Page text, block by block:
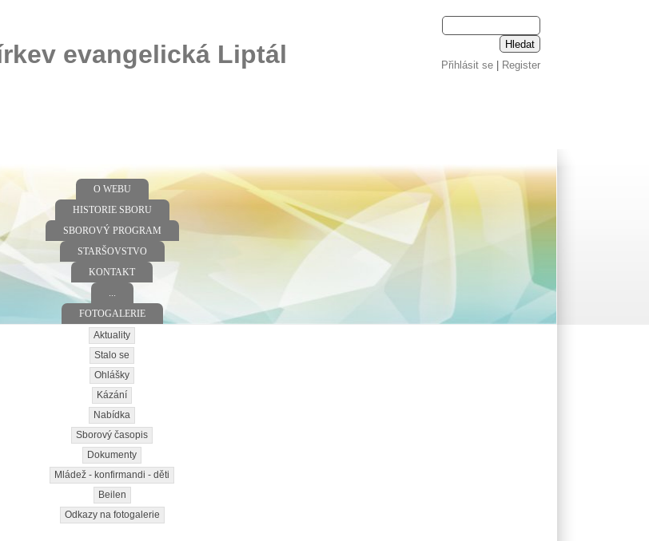
Přihlásit se| Register
evangelická Liptál
O WEBU
HISTORIE SBORU
SBOROVÝ PROGRAM
STARŠOVSTVO
KONTAKT
FOTOGALERIE
Aktuality
Stalo se
Ohlášky
Kázání
Nabídka
Sborový časopis
Dokumenty
Mládež - konfirmandi - děti
Beilen
Odkazy na fotogalerie